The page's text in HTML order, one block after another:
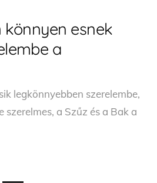
könnyen esnek
a
legkönnyebben szerelembe,
szerelmes, a Szűz és a Bak a